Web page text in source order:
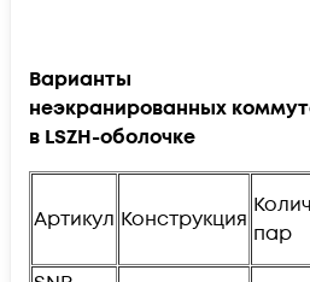
Варианты
неэкранированных
в LSZH-оболочке
Артикул Конструкция
пар